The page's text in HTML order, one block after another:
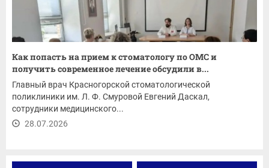
Как попасть на прием к стоматологу по ОМС и
получить современное лечение обсудили в...
Главный врач Красногорской стоматологической
поликлиники им. Л. Ф. Смуровой Евгений Даскал,
сотрудники медицинского...
28.07.2026